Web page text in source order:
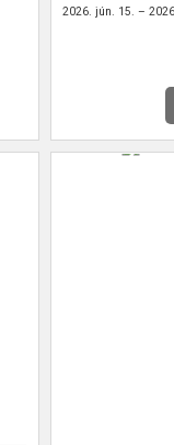
2026. jún. 15. –